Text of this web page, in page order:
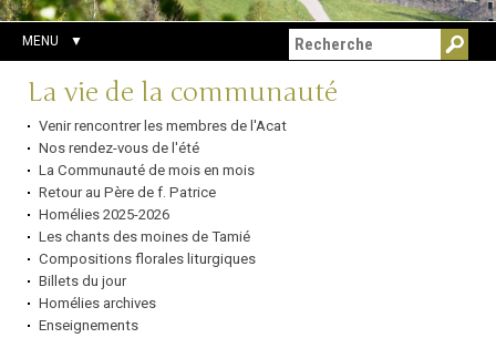
MENU
Navigation
La vie de la communauté
Venir rencontrer les membres de l'Acat
Nos rendez-vous de l'été
La Communauté de mois en mois
Retour au Père de f. Patrice
Homélies 2025-2026
Les chants des moines de Tamié
Compositions florales liturgiques
Billets du jour
Homélies archives
Enseignements